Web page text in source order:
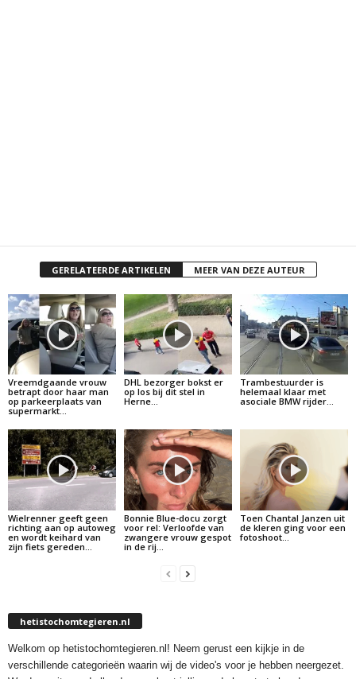
GERELATEERDE ARTIKELEN MEER VAN DEZE AUTEUR
Vreemdgaande vrouw
betrapt door haar man
op parkeerplaats van
supermarkt…
DHL bezorger bokst er
op los bij dit stel in
Herne…
Trambestuurder is
helemaal klaar met
asociale BMW rijder…
Wielrenner geeft geen
richting aan op autoweg
en wordt keihard van
zijn fiets gereden…
Bonnie Blue-docu zorgt
voor rel: Verloofde van
zwangere vrouw gespot
in de rij…
Toen Chantal Janzen uit
de kleren ging voor een
fotoshoot…
hetistochomtegieren.nl
Welkom op hetistochomtegieren.nl! Neem gerust een kijkje in de
verschillende categorieën waarin wij de video's voor je hebben neergezet.